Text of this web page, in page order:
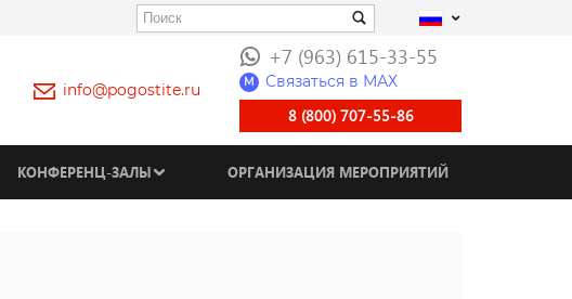
info@pogostite.ru
+7 (963) 615-33-55
M Связаться в МАХ
8 (800) 707-55-86
КОНФЕРЕНЦ-ЗАЛЫ ОРГАНИЗАЦИЯ МЕРОПРИЯТИЙ